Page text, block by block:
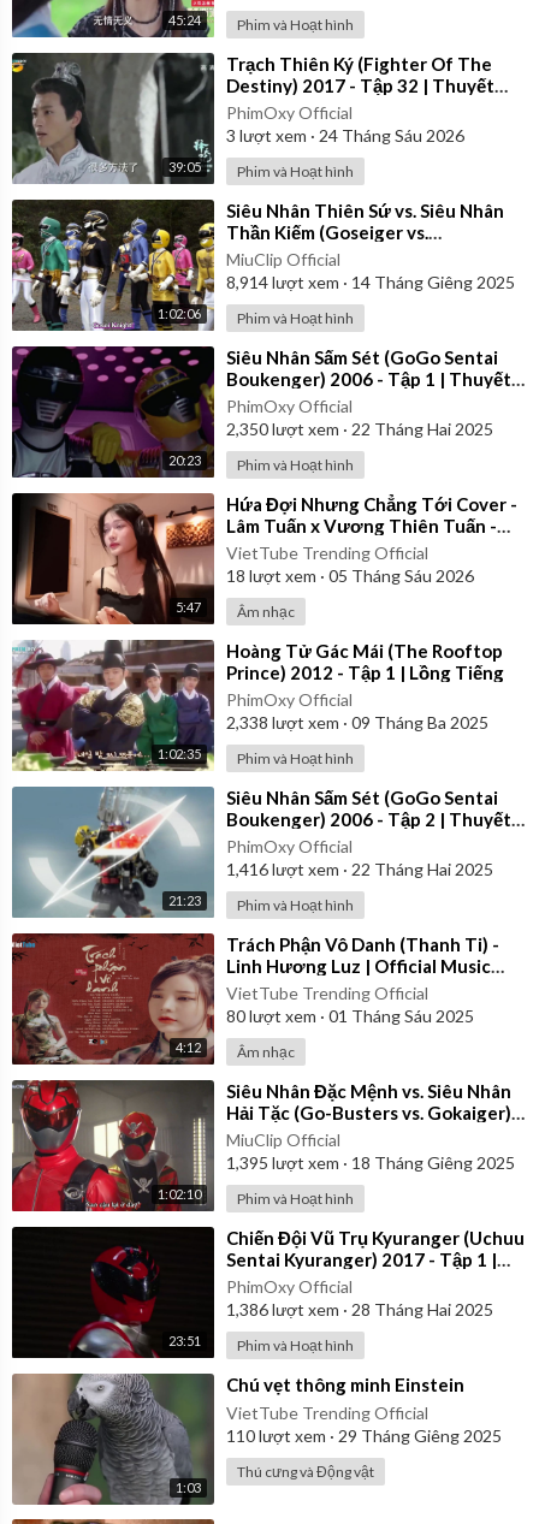
45:24 Phim và Hoạt hình
39:05
⁣Trạch Thiên Ký (Fighter Of The
Destiny) 2017 - Tập 32 | Thuyết
Minh
PhimOxy Official
3 lượt xem · 24 Tháng Sáu 2026
Phim và Hoạt hình
1:02:06
⁣Siêu Nhân Thiên Sứ vs. Siêu Nhân
Thần Kiếm (Goseiger vs.
Shinkenger) | Vietsub
MiuClip Official
8,914lượt xem · 14 Tháng Giêng 2025
Phim và Hoạt hình
20:23
⁣Siêu Nhân Sấm Sét (GoGo Sentai
Boukenger) 2006 - Tập 1 | Thuyết
Minh
PhimOxy Official
2,350lượt xem · 22 Tháng Hai 2025
Phim và Hoạt hình
5:47
⁣Hứa Đợi Nhưng Chẳng Tới Cover -
Lâm Tuấn x Vương Thiên Tuấn -
Kiều Chi
VietTube Trending Official
18 lượt xem · 05 Tháng Sáu 2026
Âm nhạc
1:02:35
⁣Hoàng Tử Gác Mái (The Rooftop
Prince) 2012 - Tập 1 | Lồng Tiếng
PhimOxy Official
2,338 lượt xem · 09 Tháng Ba 2025
Phim và Hoạt hình
21:23
⁣Siêu Nhân Sấm Sét (GoGo Sentai
Boukenger) 2006 - Tập 2 | Thuyết
Minh
PhimOxy Official
1,416lượt xem · 22 Tháng Hai 2025
Phim và Hoạt hình
4:12
⁣Trách Phận Vô Danh (Thanh Ti) -
Linh Hương Luz | Official Music
Video
VietTube Trending Official
80lượt xem · 01 Tháng Sáu 2025
Âm nhạc
1:02:10
⁣Siêu Nhân Đặc Mệnh vs. Siêu Nhân
Hải Tặc (Go-Busters vs. Gokaiger) |
Vietsub
MiuClip Official
1,395 lượt xem · 18 Tháng Giêng 2025
Phim và Hoạt hình
23:51
⁣Chiến Đội Vũ Trụ Kyuranger (Uchuu
Sentai Kyuranger) 2017 - Tập 1 |
Thuyết Minh
PhimOxy Official
1,386lượt xem · 28 Tháng Hai 2025
Phim và Hoạt hình
1:03
⁣Chú vẹt thông minh Einstein
VietTube Trending Official
110lượt xem · 29 Tháng Giêng 2025
Thú cưng và Động vật